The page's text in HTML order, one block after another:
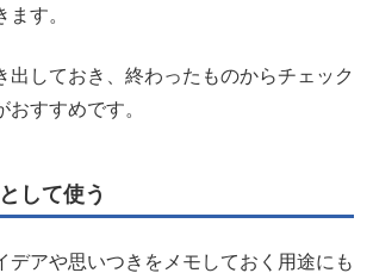
す。
出しておき、終わったものからチェック
おすすめです。
して使う
デアや思いつきをメモしておく用途にも